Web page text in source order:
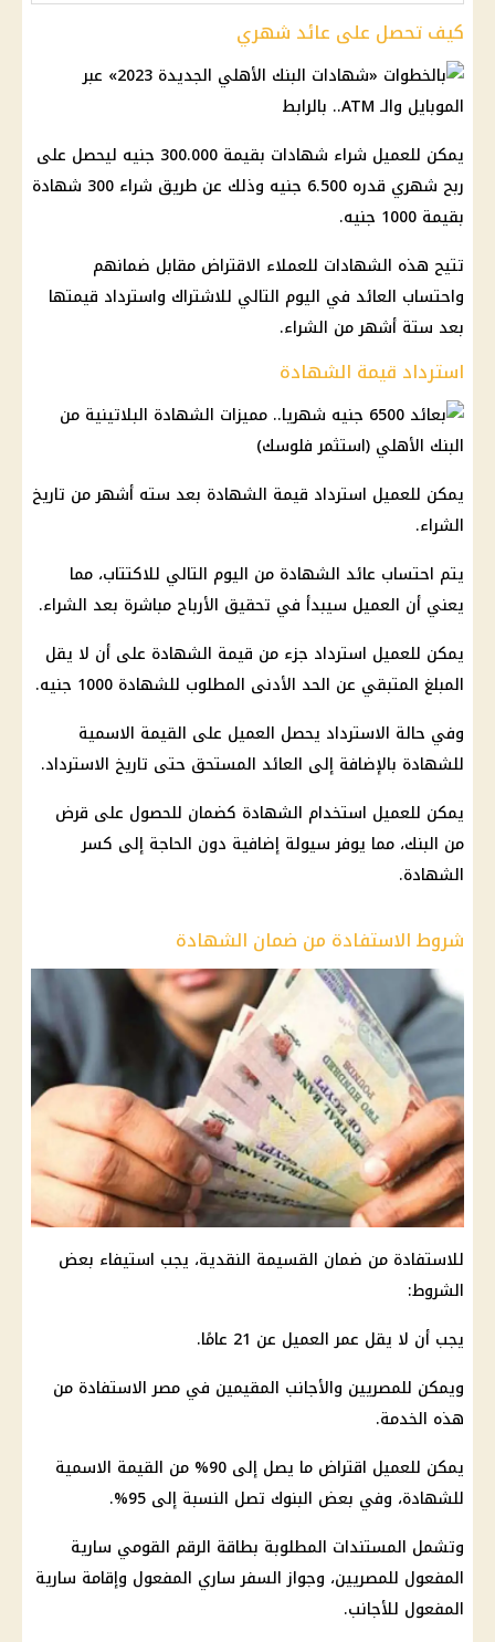
كيف تحصل على عائد شهري
يمكن للعميل شراء شهادات بقيمة 300.000 جنيه ليحصل على
ربح شهري قدره 6.500 جنيه وذلك عن طريق شراء 300 شهادة
بقيمة 1000 جنيه.
تتيح هذه الشهادات للعملاء الاقتراض مقابل ضمانهم
واحتساب العائد في اليوم التالي للاشتراك واسترداد قيمتها
بعد ستة أشهر من الشراء.
استرداد قيمة الشهادة
يمكن للعميل استرداد قيمة الشهادة بعد سته أشهر من تاريخ
الشراء.
يتم احتساب عائد الشهادة من اليوم التالي للاكتتاب، مما
يعني أن العميل سيبدأ في تحقيق الأرباح مباشرة بعد الشراء.
يمكن للعميل استرداد جزء من قيمة الشهادة على أن لا يقل
المبلغ المتبقي عن الحد الأدنى المطلوب للشهادة 1000 جنيه.
وفي حالة الاسترداد يحصل العميل على القيمة الاسمية
للشهادة بالإضافة إلى العائد المستحق حتى تاريخ الاسترداد.
يمكن للعميل استخدام الشهادة كضمان للحصول على قرض
من البنك، مما يوفر سيولة إضافية دون الحاجة إلى كسر
الشهادة.
شروط الاستفادة من ضمان الشهادة
للاستفادة من ضمان القسيمة النقدية، يجب استيفاء بعض
الشروط:
يجب أن لا يقل عمر العميل عن 21 عامًا.
ويمكن للمصريين والأجانب المقيمين في مصر الاستفادة من
هذه الخدمة.
يمكن للعميل اقتراض ما يصل إلى 90% من القيمة الاسمية
للشهادة، وفي بعض البنوك تصل النسبة إلى 95%.
وتشمل المستندات المطلوبة بطاقة الرقم القومي سارية
المفعول للمصريين، وجواز السفر ساري المفعول وإقامة سارية
المفعول للأجانب.